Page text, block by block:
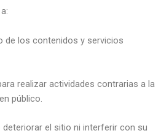
de los contenidos y servicios
realizar actividades contrarias a la
público.
deteriorar el sitio ni interferir con su